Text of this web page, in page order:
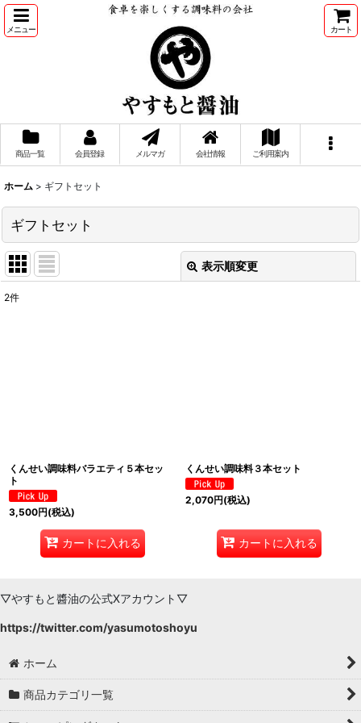
メニュー カート
商品一覧 会員登録 メルマガ 会社情報 ご利用案内
ホーム > ギフトセット
ギフトセット
表示順変更
2件
くんせい調味料バラエティ５本セッ
ト
3,500円(税込)
カートに入れる
くんせい調味料３本セット
2,070円(税込)
カートに入れる
▽やすもと醬油の公式Xアカウント▽
https://twitter.com/yasumotoshoyu
ホーム
商品カテゴリ一覧